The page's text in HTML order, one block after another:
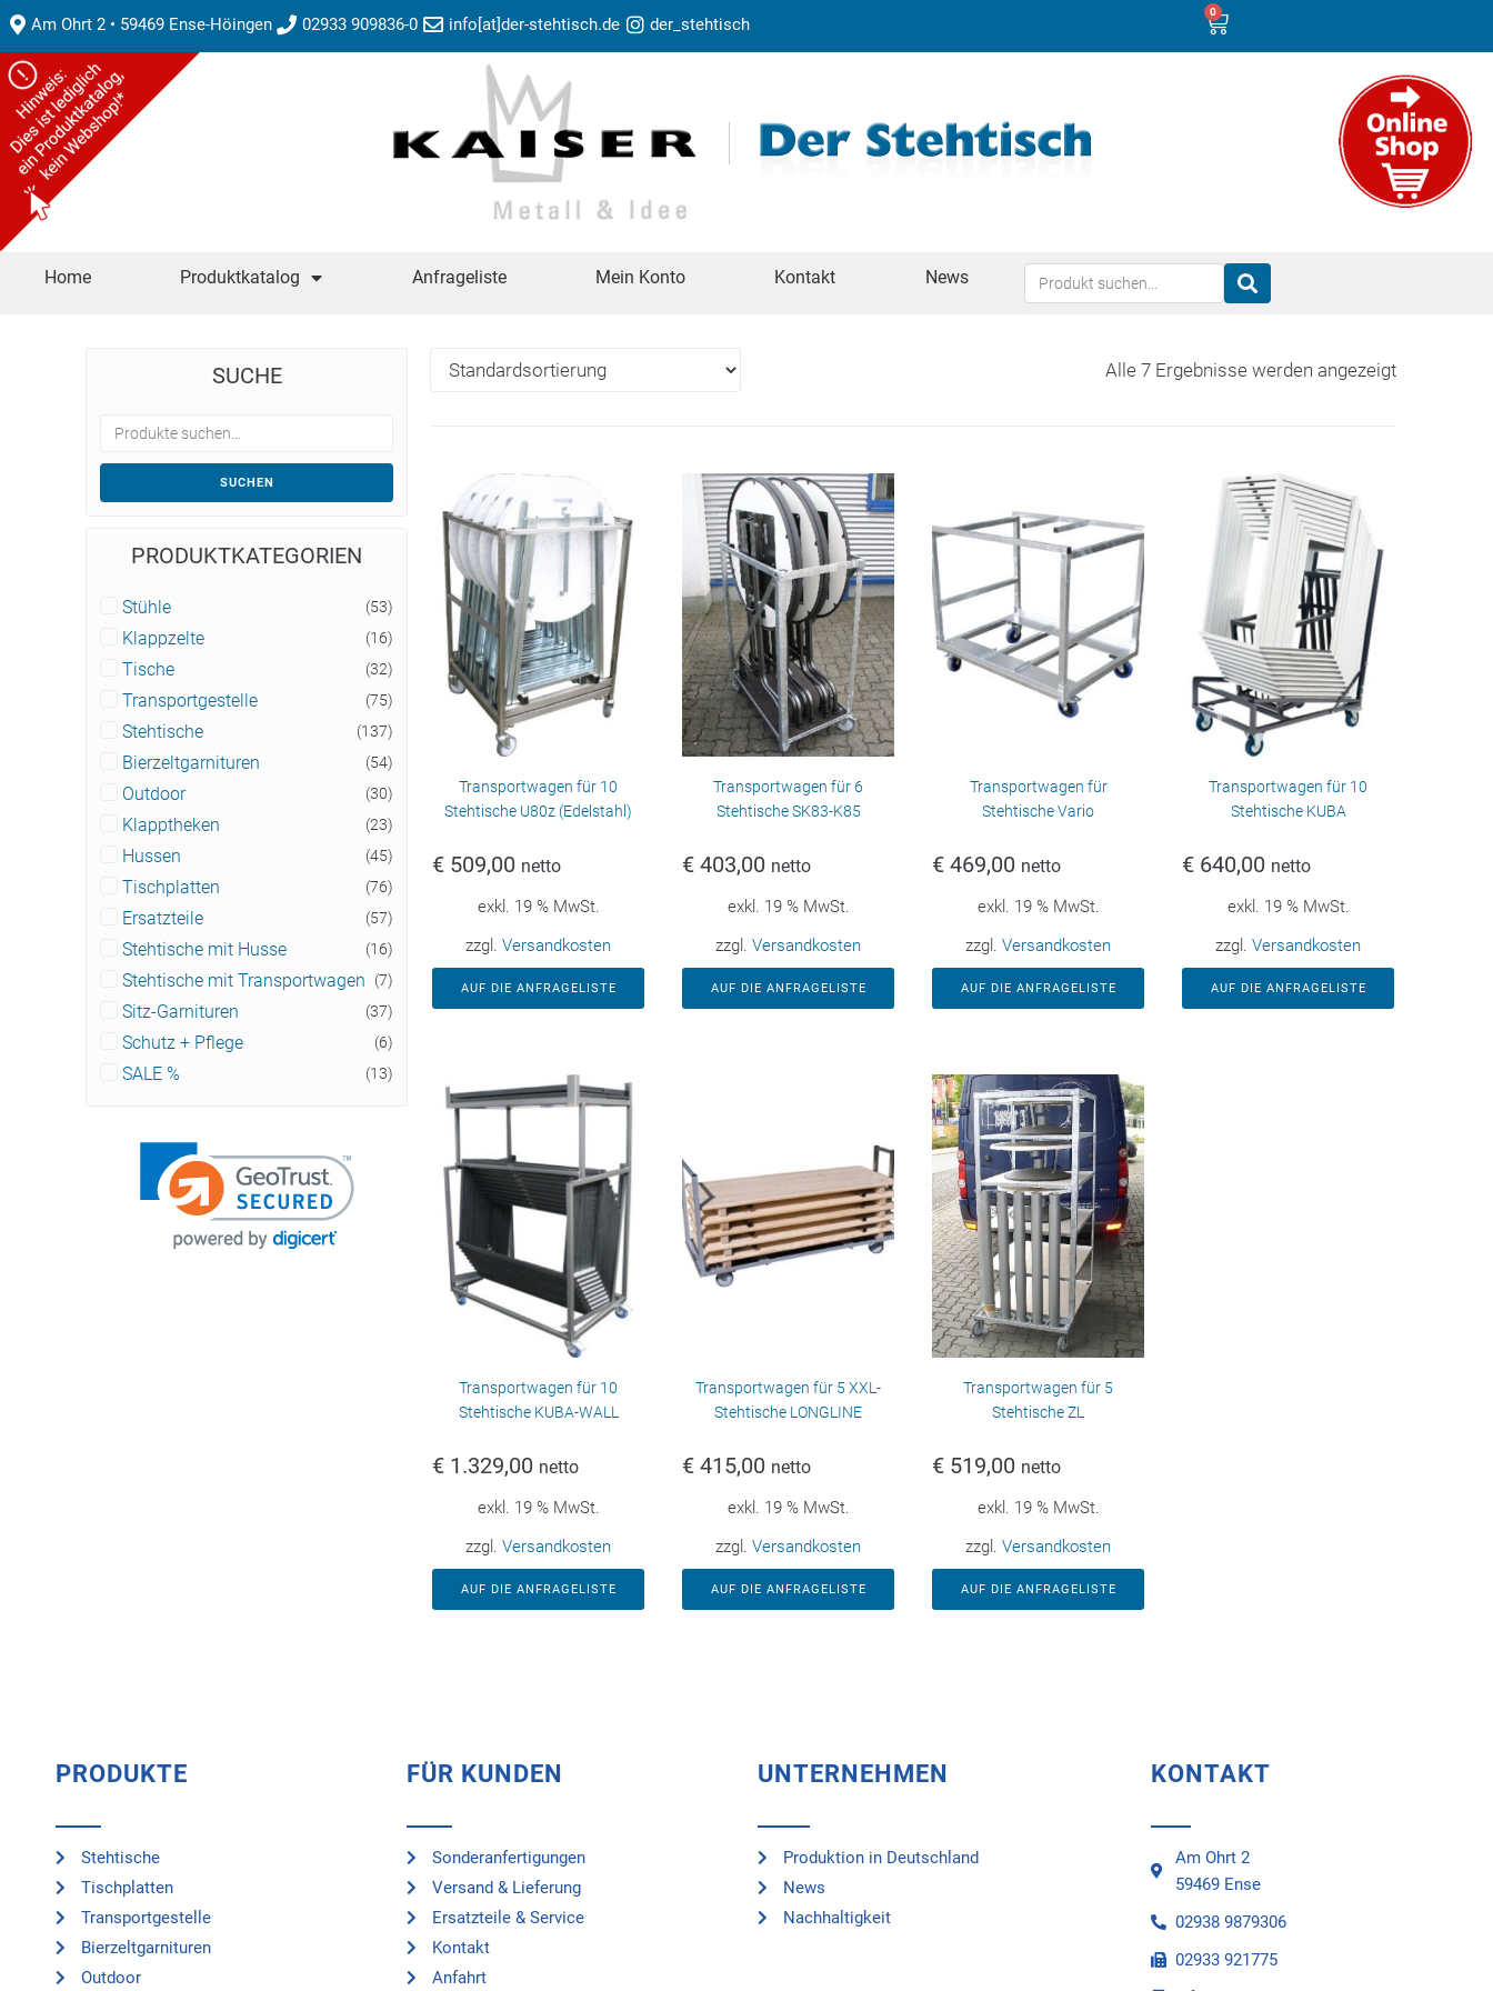
Am Ohrt 2 • 59469 Ense-Höingen 02933 909836-0 info[at]der-stehtisch.de der_stehtisch
0
Home Produktkatalog Anfrageliste Mein Konto Kontakt News
Alle 7 Ergebnisse werden angezeigt
Transportwagen für 10
Stehtische U80z (Edelstahl)
€ 509,00 netto
exkl. 19 % MwSt.
zzgl. Versandkosten
AUF DIE ANFRAGELISTE
Transportwagen für 6
Stehtische SK83-K85
€ 403,00 netto
exkl. 19 % MwSt.
zzgl. Versandkosten
AUF DIE ANFRAGELISTE
Transportwagen für
Stehtische Vario
€ 469,00 netto
exkl. 19 % MwSt.
zzgl. Versandkosten
AUF DIE ANFRAGELISTE
Transportwagen für 10
Stehtische KUBA
€ 640,00 netto
exkl. 19 % MwSt.
zzgl. Versandkosten
AUF DIE ANFRAGELISTE
Transportwagen für 10
Stehtische KUBA-WALL
€ 1.329,00 netto
exkl. 19 % MwSt.
zzgl. Versandkosten
AUF DIE ANFRAGELISTE
Transportwagen für 5 XXL-
Stehtische LONGLINE
€ 415,00 netto
exkl. 19 % MwSt.
zzgl. Versandkosten
AUF DIE ANFRAGELISTE
Transportwagen für 5
Stehtische ZL
€ 519,00 netto
exkl. 19 % MwSt.
zzgl. Versandkosten
AUF DIE ANFRAGELISTE
SUCHE
SUCHEN
PRODUKTKATEGORIEN
Stühle (53)
Klappzelte (16)
Tische (32)
Transportgestelle (75)
Stehtische (137)
Bierzeltgarnituren (54)
Outdoor (30)
Klapptheken (23)
Hussen (45)
Tischplatten (76)
Ersatzteile (57)
Stehtische mit Husse (16)
Stehtische mit Transportwagen (7)
Sitz-Garnituren (37)
Schutz + Pflege (6)
SALE % (13)
PRODUKTE
Stehtische
Tischplatten
Transportgestelle
Bierzeltgarnituren
Outdoor
FÜR KUNDEN
Sonderanfertigungen
Versand & Lieferung
Ersatzteile & Service
Kontakt
Anfahrt
UNTERNEHMEN
Produktion in Deutschland
News
Nachhaltigkeit
KONTAKT
Am Ohrt 2
59469 Ense
02938 9879306
02933 921775